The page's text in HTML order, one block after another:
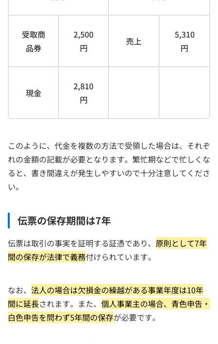
受取商
品券
2,500
円
売上
5,310
円
現金
2,810
円
このように、代金を複数の方法で受領した場合は、それぞ
れの金額の記載が必要となります。繁忙期などで忙しくな
ると、書き間違えが発生しやすいので十分注意してくださ
い。
伝票の保存期間は7年
伝票は取引の事実を証明する証憑であり、 原則として7年
間の保存が法律で義務付けられています。
なお、 法人の場合は欠損金の繰越がある事業年度は10年
間に延長されます。また、 個人事業主の場合、青色申告・
白色申告を問わず5年間の保存が必要です。